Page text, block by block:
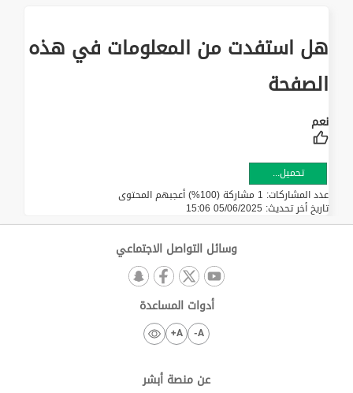
هل استفدت من المعلومات في هذه
الصفحة
تحميل...
عدد المشاركات: 1 مشاركة (100%) أعجبهم المحتوى
تاريخ أخر تحديث: 05/06/2025 15:06
وسائل التواصل الاجتماعي
أدوات المساعدة
A-
A+
عن منصة أبشر